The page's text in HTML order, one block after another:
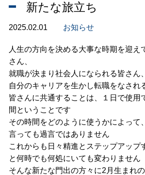
新たな旅立ち
2025.02.01 お知らせ
人生の方向を決める大事な時期を迎え
さん、
就職が決まり社会人になられる皆さん、
自分のキャリアを生かし転職をなされ
皆さんに共通することは、１日で使用
間ということです
その時間をどのように使うかによって
言っても過言ではありません
これからも日々精進とステップアップ
と何時でも何処にいても変わりません
そんな新たな門出の方々に2月生まれの